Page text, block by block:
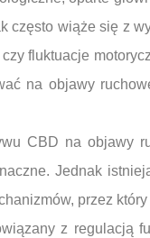
często wiąże się z
fluktuacje
na objawy
CBD na objawy
Jednak
przez
z regulacją